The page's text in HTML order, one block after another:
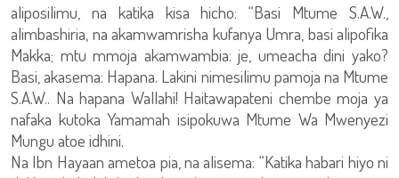
aliposilimu, na katika kisa hicho: “Basi Mtume S.A.W.,
alimbashiria, na akamwamrisha kufanya Umra, basi alipofika
Makka; mtu mmoja akamwambia: je, umeacha dini yako?
Basi, akasema: Hapana. Lakini nimesilimu pamoja na Mtume
S.A.W.. Na hapana Wallahi! Haitawapateni chembe moja ya
nafaka kutoka Yamamah isipokuwa Mtume Wa Mwenyezi
Mungu atoe idhini.
Na Ibn Hayaan ametoa pia, na alisema: “Katika habari hiyo ni